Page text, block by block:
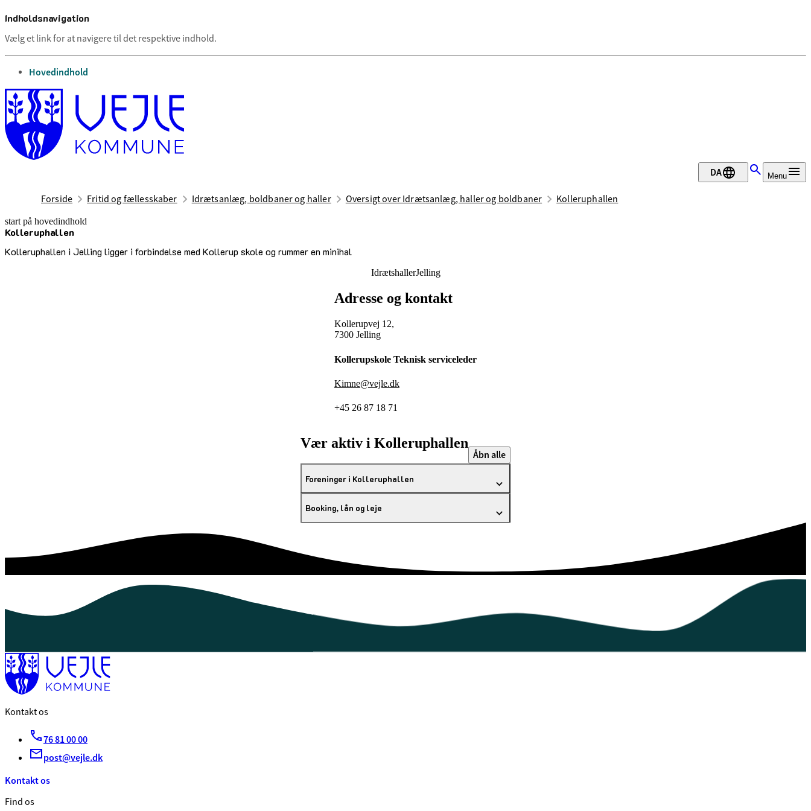
Indholdsnavigation
Vælg et link for at navigere til det respektive indhold.
gå til
Hovedindhold
DA Menu
Forside Fritid og fællesskaber Idrætsanlæg, boldbaner og haller Oversigt over Idrætsanlæg, haller og boldbaner Kolleruphallen
start på hovedindhold
Kolleruphallen
Kolleruphallen i Jelling ligger i forbindelse med Kollerup skole og rummer en minihal
senest opdateret 17. februar 2026
IdrætshallerJelling
Adresse og kontakt
Kollerupvej 12,
7300 Jelling
Kollerupskole Teknisk serviceleder
Kimne@vejle.dk
+45 26 87 18 71
Vær aktiv i Kolleruphallen
Åbn alle
Foreninger i Kolleruphallen
Booking, lån og leje
Kontakt os
76 81 00 00
post@vejle.dk
Kontakt os
Find os